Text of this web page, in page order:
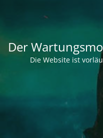
Der
Die Website ist